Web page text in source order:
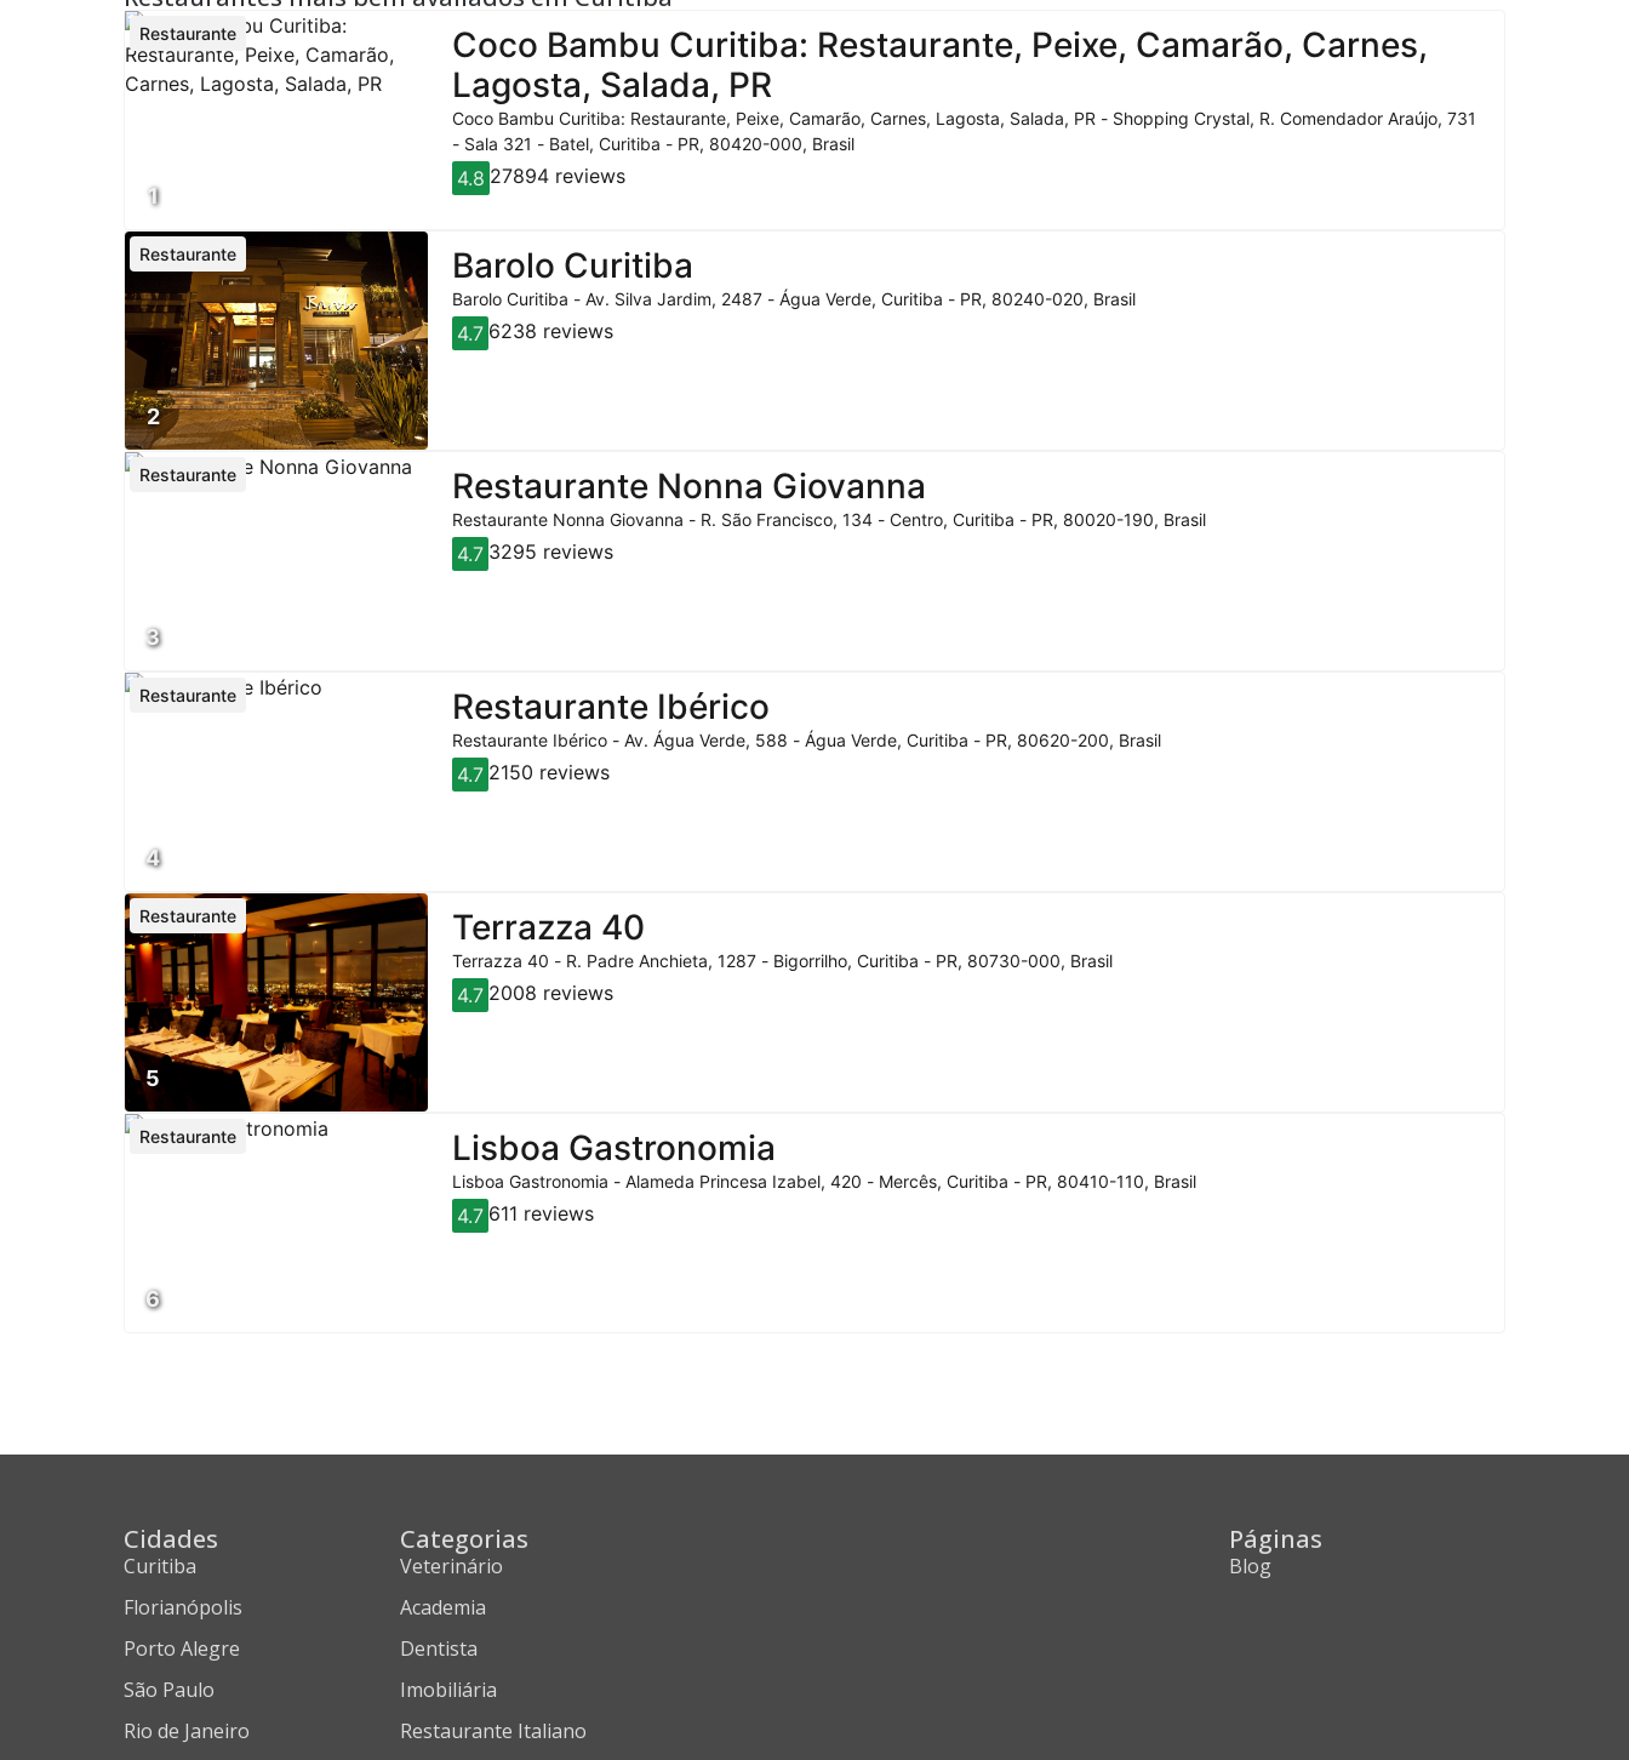
1
Coco Bambu Curitiba: Restaurante, Peixe, Camarão, Carnes,
Lagosta, Salada, PR
Restaurante
Coco Bambu Curitiba: Restaurante, Peixe, Camarão, Carnes, Lagosta, Salada, PR - Shopping Crystal, R. Comendador Araújo, 731
- Sala 321 - Batel, Curitiba - PR, 80420-000, Brasil
4.8 27894 reviews
2
Barolo Curitiba
Restaurante
Barolo Curitiba - Av. Silva Jardim, 2487 - Água Verde, Curitiba - PR, 80240-020, Brasil
4.7 6238 reviews
3
Restaurante Nonna Giovanna
Restaurante
Restaurante Nonna Giovanna - R. São Francisco, 134 - Centro, Curitiba - PR, 80020-190, Brasil
4.7 3295 reviews
4
Restaurante Ibérico
Restaurante
Restaurante Ibérico - Av. Água Verde, 588 - Água Verde, Curitiba - PR, 80620-200, Brasil
4.7 2150 reviews
5
Terrazza 40
Restaurante
Terrazza 40 - R. Padre Anchieta, 1287 - Bigorrilho, Curitiba - PR, 80730-000, Brasil
4.7 2008 reviews
6
Lisboa Gastronomia
Restaurante
Lisboa Gastronomia - Alameda Princesa Izabel, 420 - Mercês, Curitiba - PR, 80410-110, Brasil
4.7 611 reviews
Cidades
Curitiba
Florianópolis
Porto Alegre
São Paulo
Rio de Janeiro
Categorias
Veterinário
Academia
Dentista
Imobiliária
Restaurante Italiano
Páginas
Blog